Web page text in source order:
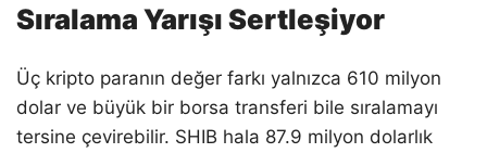
Sıralama Yarışı Sertleşiyor
Üç kripto paranın değer farkı yalnızca 610 milyon
dolar ve büyük bir borsa transferi bile sıralamayı
tersine çevirebilir. SHIB hala 87.9 milyon dolarlık